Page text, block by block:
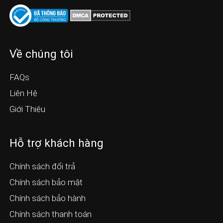
Về chúng tôi
FAQs
Liên Hệ
Giới Thiệu
Hỗ trợ khách hàng
Chính sách đổi trả
Chính sách bảo mật
Chính sách bảo hành
Chính sách thanh toán